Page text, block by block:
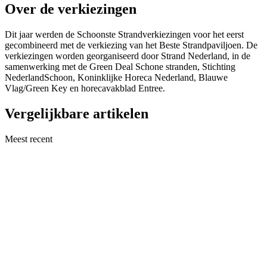
Over de verkiezingen
Dit jaar werden de Schoonste Strandverkiezingen voor het eerst
gecombineerd met de verkiezing van het Beste Strandpaviljoen. De
verkiezingen worden georganiseerd door Strand Nederland, in de
samenwerking met de Green Deal Schone stranden, Stichting
NederlandSchoon, Koninklijke Horeca Nederland, Blauwe
Vlag/Green Key en horecavakblad Entree.
Vergelijkbare artikelen
Meest recent